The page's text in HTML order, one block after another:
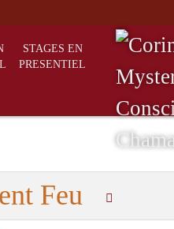
STAGES EN
PRESENTIEL
Feu